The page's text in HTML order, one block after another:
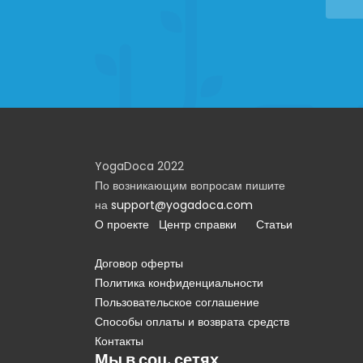
YogaDoca 2022
По возникающим вопросам пишите
на support@yogadoca.com
О проекте
Центр справки Статьи
Договор оферты
Политика конфиденциальности
Пользовательское соглашение
Способы оплаты и возврата средств
Контакты